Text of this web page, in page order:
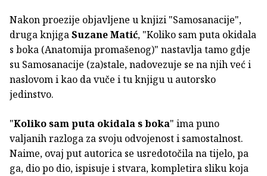
Nakon proezije objavljene u knjizi "Samosanacije",
druga knjigaSuzane Matić, "Koliko sam puta okidala
s boka (Anatomija promašenog)" nastavlja tamo gdje
su Samosanacije (za)stale, nadovezuje se na njih već i
naslovom i kao da vuče i tu knjigu u autorsko
jedinstvo.
"Koliko sam puta okidala s boka" ima puno
valjanih razloga za svoju odvojenost i samostalnost.
Naime, ovaj put autorica se usredotočila na tijelo, pa
ga, dio po dio, ispisuje i stvara, kompletira sliku koja